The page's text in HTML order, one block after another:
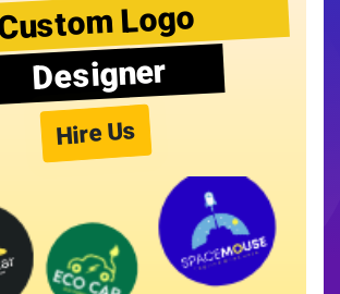
Logo
Designer
Hire Us